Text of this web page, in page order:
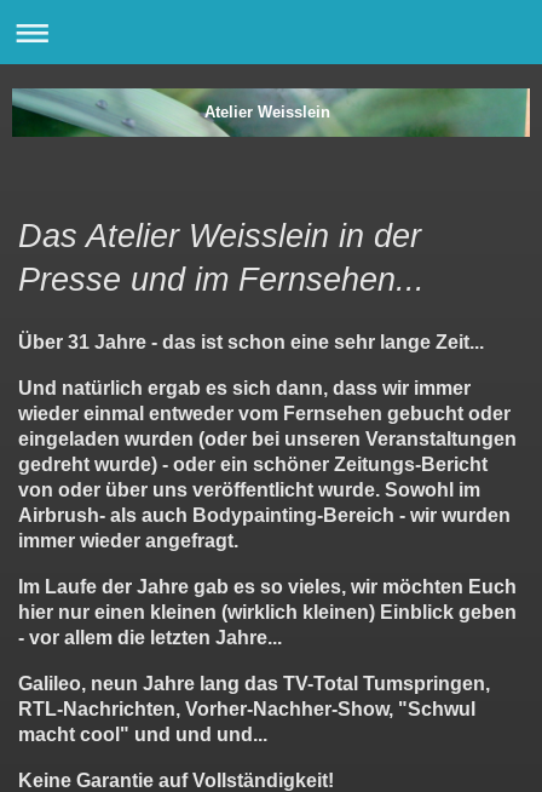
Atelier Weisslein
Das Atelier Weisslein in der
Presse und im Fernsehen...
Über 31 Jahre - das ist schon eine sehr lange Zeit...
Und natürlich ergab es sich dann, dass wir immer
wieder einmal entweder vom Fernsehen gebucht oder
eingeladen wurden (oder bei unseren Veranstaltungen
gedreht wurde) - oder ein schöner Zeitungs-Bericht
von oder über uns veröffentlicht wurde. Sowohl im
Airbrush- als auch Bodypainting-Bereich - wir wurden
immer wieder angefragt.
Im Laufe der Jahre gab es so vieles, wir möchten Euch
hier nur einen kleinen (wirklich kleinen) Einblick geben
- vor allem die letzten Jahre...
Galileo, neun Jahre lang das TV-Total Tumspringen,
RTL-Nachrichten, Vorher-Nachher-Show, "Schwul
macht cool" und und und...
Keine Garantie auf Vollständigkeit!